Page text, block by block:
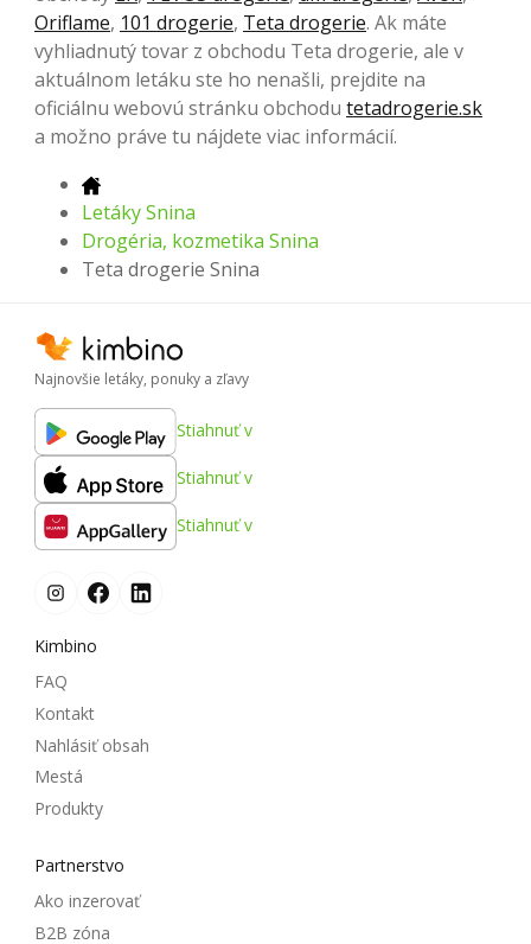
Oriflame, 101 drogerie, Teta drogerie. Ak máte
vyhliadnutý tovar z obchodu Teta drogerie, ale v
aktuálnom letáku ste ho nenašli, prejdite na
oficiálnu webovú stránku obchodu tetadrogerie.sk
a možno práve tu nájdete viac informácií.
Letáky Snina
Drogéria, kozmetika Snina
Teta drogerie Snina
Najnovšie letáky, ponuky a zľavy
Stiahnuť v
Stiahnuť v
Stiahnuť v
Kimbino
FAQ
Kontakt
Nahlásiť obsah
Mestá
Produkty
Partnerstvo
Ako inzerovať
B2B zóna